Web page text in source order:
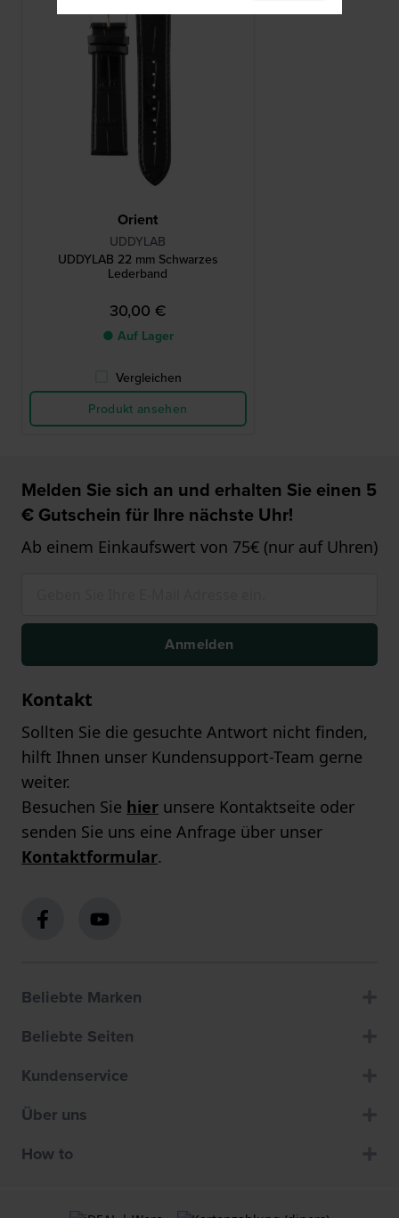
Orient
UDDYLAB
UDDYLAB 22 mm Schwarzes
Lederband
30,00 €
● Auf Lager
Vergleichen
Produkt ansehen
Melden Sie sich an und erhalten Sie einen 5
€ Gutschein für Ihre nächste Uhr!
Ab einem Einkaufswert von 75€ (nur auf Uhren)
Anmelden
Kontakt
Sollten Sie die gesuchte Antwort nicht finden,
hilft Ihnen unser Kundensupport-Team gerne
weiter.
Besuchen Sie hier unsere Kontaktseite oder
senden Sie uns eine Anfrage über unser
Kontaktformular.
Beliebte Marken
Beliebte Seiten
Kundenservice
Über uns
How to